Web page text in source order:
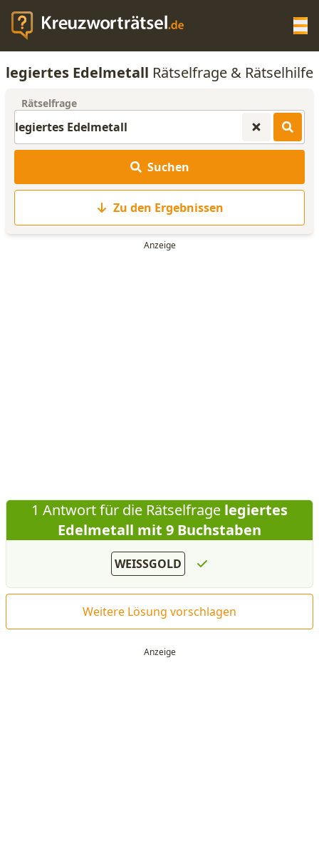
KREUZWORTRÄTSEL-HILFE
ANAGRAMM-GENERATOR
legiertes Edelmetall Rätselfrage & Rätselhilfe
Rätselfrage
Suchen
Zu den Ergebnissen
1 Antwort für die Rätselfrage legiertes
Edelmetall mit 9 Buchstaben
WEISSGOLD
Weitere Lösung vorschlagen